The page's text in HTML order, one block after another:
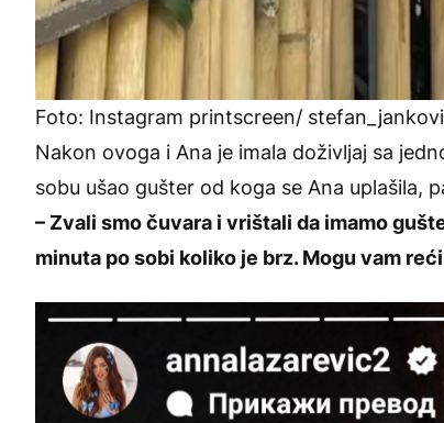
Foto: Instagram printscreen/
Nakon ovoga i Ana je imala doživljaj sa
sobu ušao gušter od koga se Ana uplašila,
– Zvali smo čuvara i vrištali da imamo
minuta po sobi koliko je brz. Mogu vam